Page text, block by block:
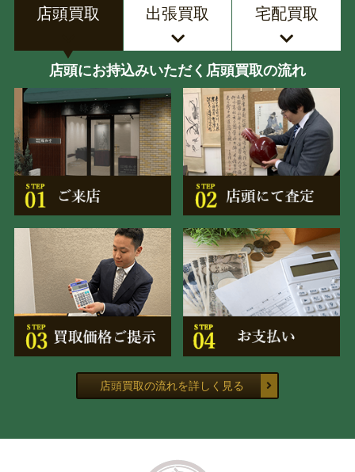
店頭買取 出張買取 宅配買取
店頭にお持込みいただく店頭買取の流れ
店頭買取の流れを詳しく見る